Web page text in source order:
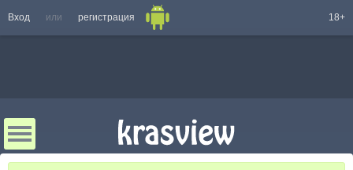
Вход или регистрация 18+